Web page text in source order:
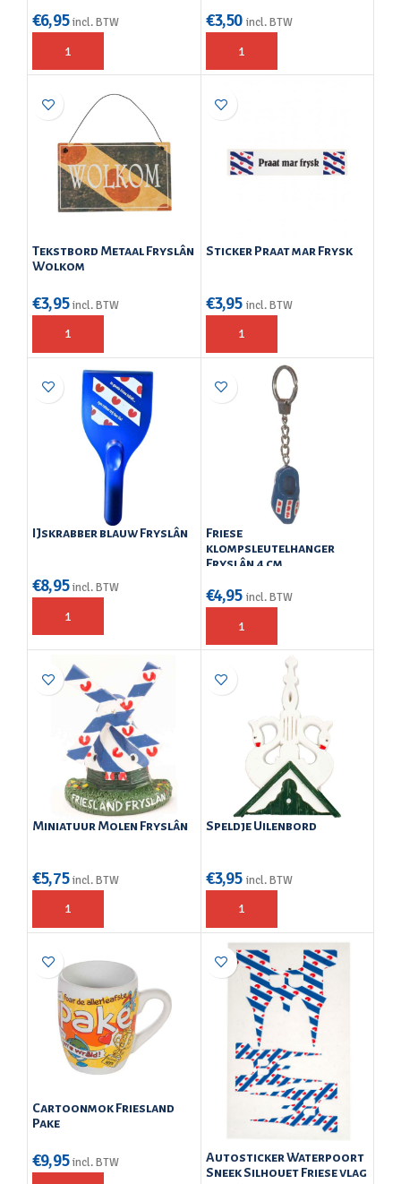
€6,95 incl. BTW €3,50 incl. BTW
Tekstbord Metaal Fryslân
Wolkom
€3,95 incl. BTW
Sticker Praat mar Frysk
€3,95 incl. BTW
IJskrabber blauw Fryslân
€8,95 incl. BTW
Friese
klompsleutelhanger
Fryslân 4 cm
€4,95 incl. BTW
Miniatuur Molen Fryslân
€5,75 incl. BTW
Speldje Uilenbord
€3,95 incl. BTW
Cartoonmok Friesland
Pake
€9,95 incl. BTW
Autosticker Waterpoort
Sneek Silhouet Friese vlag